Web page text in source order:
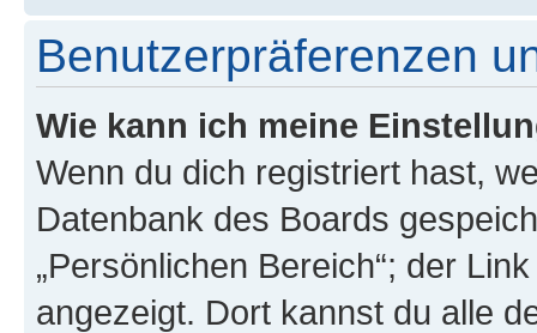
Benutzerpräferenzen
Wie kann ich meine
Wenn du dich registriert hast,
Datenbank des Boards
„Persönlichen Bereich“; der
angezeigt. Dort kannst du alle